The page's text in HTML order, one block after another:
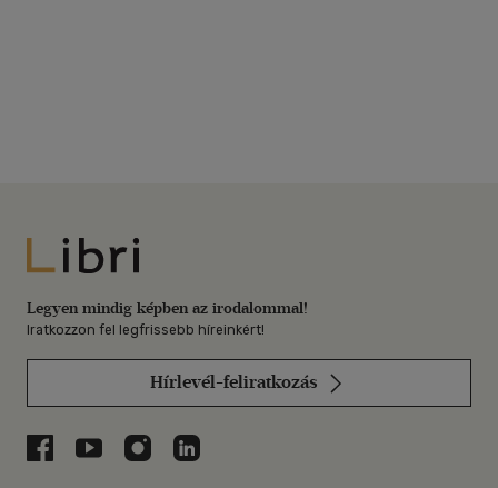
Libri
Legyen mindig képben az irodalommal!
Iratkozzon fel legfrissebb híreinkért!
Hírlevél-feliratkozás
Libri a Facebookon
Libri a Youtube-on
Libri az Instagramon
Libri a LinkedInen